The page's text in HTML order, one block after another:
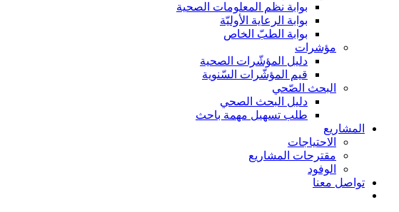
بوابة نظم المعلومات الصحية
بوابة الرعاية الأوليّة
بوابة الطبّ الخاص
مؤشرات
دليل المؤشّرات الصحية
قيم المؤشّرات السّنوية
البحث الصّحي
دليل البحث الصحي
طلب تسهيل مهمة باحث
المشاريع
الاحتياجات
مقترحات المشاريع
الوفود
تواصل معنا